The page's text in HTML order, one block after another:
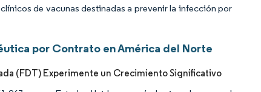
de vacunas destinadas a prevenir la infección por
por Contrato en América del Norte
(FDT) Experimente un Crecimiento Significativo